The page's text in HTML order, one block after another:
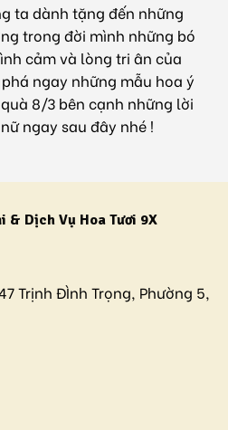
ta dành tặng đến những
trong đời mình những bó
cảm và lòng tri ân của
ngay những mẫu hoa ý
8/3 bên cạnh những lời
ngay sau đây nhé !
& Dịch Vụ Hoa Tươi 9X
Trịnh ĐÌnh Trọng, Phường 5,